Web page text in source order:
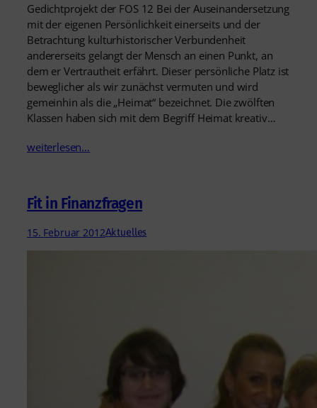
Gedichtprojekt der FOS 12 Bei der Auseinandersetzung
mit der eigenen Persönlichkeit einerseits und der
Betrachtung kulturhistorischer Verbundenheit
andererseits gelangt der Mensch an einen Punkt, an
dem er Vertrautheit erfährt. Dieser persönliche Platz ist
beweglicher als wir zunächst vermuten und wird
gemeinhin als die „Heimat“ bezeichnet. Die zwölften
Klassen haben sich mit dem Begriff Heimat kreativ…
weiterlesen…
Fit in Finanzfragen
15. Februar 2012Aktuelles